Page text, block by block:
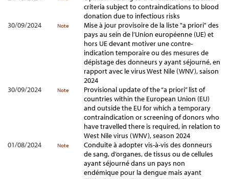
criteria subject to contraindications to blood
donation due to infectious risks
30/09/2024
Note
Mise à jour provisoire de la liste "a priori" des
pays au sein de l’Union européenne (UE) et
hors UE devant motiver une contre-
indication temporaire ou des mesures de
dépistage des donneurs y ayant séjourné, en
rapport avec le virus West Nile (WNV), saison
2024
30/09/2024
Note
Provisional update of the “a priori” list of
countries within the European Union (EU)
and outside the EU for which a temporary
contraindication or screening of donors who
have travelled there is required, in relation to
West Nile virus (WNV), season 2024
01/08/2024
Note
Conduite à adopter vis-à-vis des donneurs
de sang, d’organes, de tissus ou de cellules
ayant séjourné dans un pays non
endémique pour la dengue mais ayant